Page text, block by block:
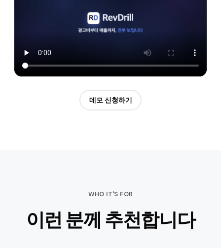
데모 신청하기
WHO IT'S FOR
이런 분께 추천합니다